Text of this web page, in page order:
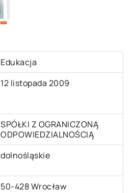
Edukacja
12 listopada 2009
SPÓŁKI Z OGRANICZONĄ
ODPOWIEDZIALNOŚCIĄ
dolnośląskie
50-428 Wrocław